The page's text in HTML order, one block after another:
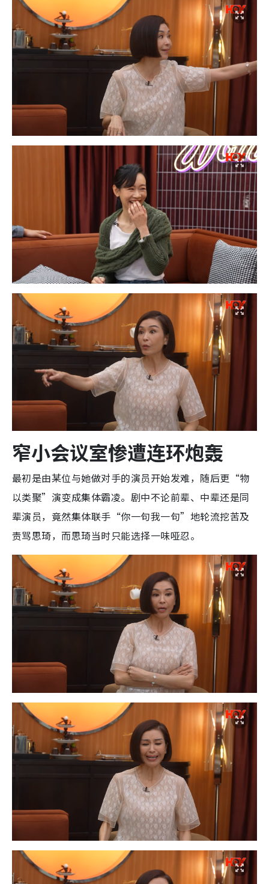
窄小会议室惨遭连环炮轰
最初是由某位与她做对手的演员开始发难，随后更“物
以类聚”演变成集体霸凌。剧中不论前辈、中辈还是同
辈演员，竟然集体联手“你一句我一句”地轮流挖苦及
责骂思琦，而思琦当时只能选择一味哑忍。